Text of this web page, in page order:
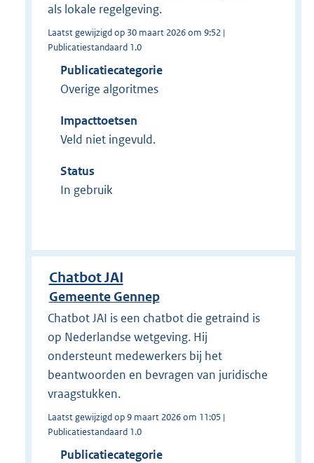
als lokale regelgeving.
Laatst gewijzigd op 30 maart 2026 om 9:52 |
Publicatiestandaard 1.0
Publicatiecategorie
Overige algoritmes
Impacttoetsen
Veld niet ingevuld.
Status
In gebruik
Chatbot JAI
Gemeente Gennep
Chatbot JAI is een chatbot die getraind is
op Nederlandse wetgeving. Hij
ondersteunt medewerkers bij het
beantwoorden en bevragen van juridische
vraagstukken.
Laatst gewijzigd op 9 maart 2026 om 11:05 |
Publicatiestandaard 1.0
Publicatiecategorie